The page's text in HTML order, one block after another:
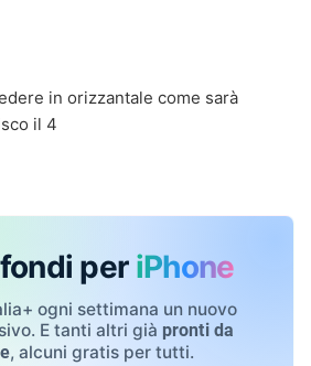
in orizzantale come sarà
il 4
per iPhone
ogni settimana un nuovo
E tanti altri già pronti da
, alcuni gratis per tutti.